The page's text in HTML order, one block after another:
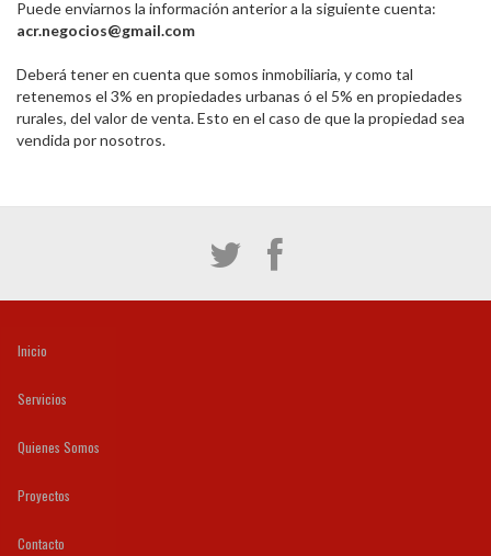
Puede enviarnos la información anterior a la siguiente cuenta:
acr.negocios@gmail.com
Deberá tener en cuenta que somos inmobiliaria, y como tal
retenemos el 3% en propiedades urbanas ó el 5% en propiedades
rurales, del valor de venta. Esto en el caso de que la propiedad sea
vendida por nosotros.
Inicio
Servicios
Quienes Somos
Proyectos
Contacto